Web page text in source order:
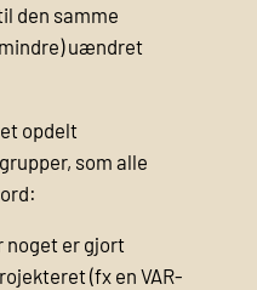
den samme
uændret
opdelt
som alle
noget er gjort
(fx en VAR-